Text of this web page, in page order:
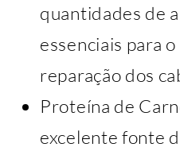
quantidades de
essenciais para
reparação dos
Proteína de
excelente fonte